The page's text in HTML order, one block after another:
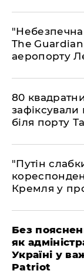
The
аеропорту
​80
біля порту
"Путін
Кремля у
​Без
як
Україні у
Patriot